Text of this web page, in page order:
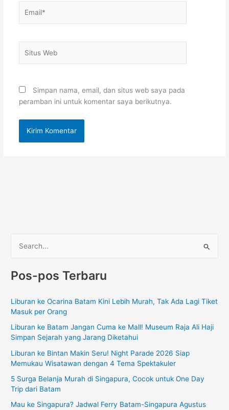
Web
Simpan nama, email, dan situs web saya pada
peramban ini untuk komentar saya berikutnya.
r
u
t
Pos-pos Terbaru
Liburan ke Ocarina Batam Kini Lebih Murah, Tak Ada Lagi Tiket
Masuk per Orang
Liburan ke Batam Jangan Cuma ke Mall! Museum Raja Ali Haji
Simpan Sejarah yang Jarang Diketahui
Liburan ke Bintan Makin Seru! Night Parade 2026 Siap
Memukau Wisatawan dengan 4 Tema Spektakuler
5 Surga Belanja Murah di Singapura, Cocok untuk One Day
Trip dari Batam
Mau ke Singapura? Jadwal Ferry Batam-Singapura Agustus